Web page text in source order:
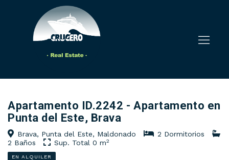
Apartamento ID.2242 - Apartamento en
Punta del Este, Brava
Brava, Punta del Este, Maldonado
2 Dormitorios
2 Baños
Sup. Total 0 m2
EN ALQUILER